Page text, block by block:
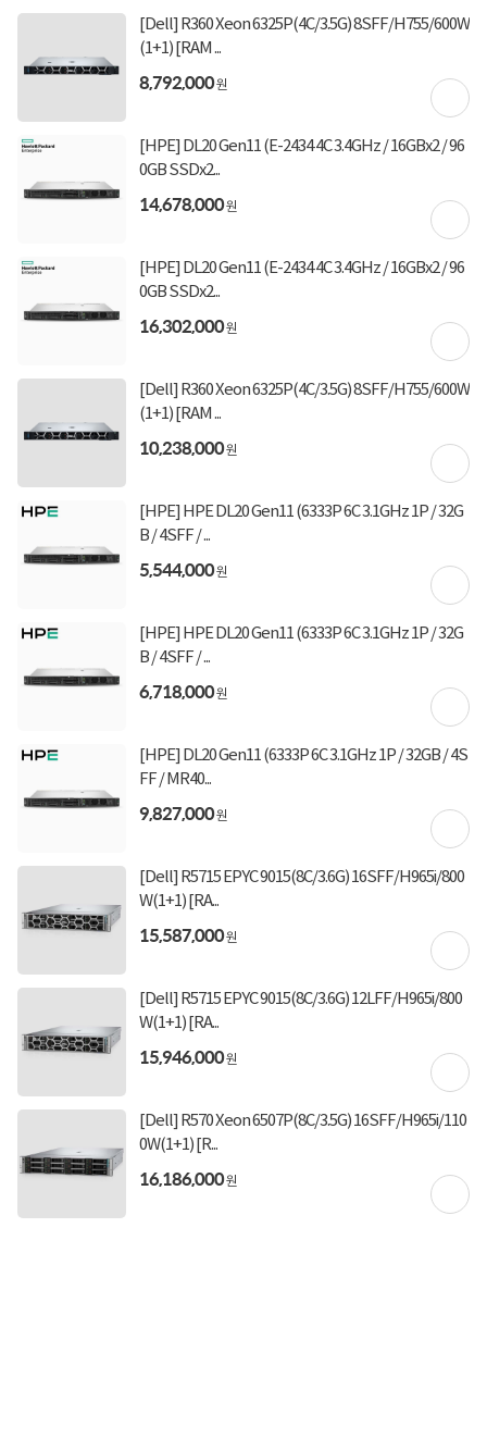
[Dell] R360 Xeon 6325P(4C/3.5G) 8SFF/H755/600W
(1+1) [RAM ...
8,792,000원
[HPE] DL20 Gen11 (E-2434 4C 3.4GHz / 16GBx2 / 96
0GB SSDx2...
14,678,000원
[HPE] DL20 Gen11 (E-2434 4C 3.4GHz / 16GBx2 / 96
0GB SSDx2...
16,302,000원
[Dell] R360 Xeon 6325P(4C/3.5G) 8SFF/H755/600W
(1+1) [RAM ...
10,238,000원
[HPE] HPE DL20 Gen11 (6333P 6C 3.1GHz 1P / 32G
B / 4SFF / ...
5,544,000원
[HPE] HPE DL20 Gen11 (6333P 6C 3.1GHz 1P / 32G
B / 4SFF / ...
6,718,000원
[HPE] DL20 Gen11 (6333P 6C 3.1GHz 1P / 32GB / 4S
FF / MR40...
9,827,000원
[Dell] R5715 EPYC 9015(8C/3.6G) 16SFF/H965i/800
W(1+1) [RA...
15,587,000원
[Dell] R5715 EPYC 9015(8C/3.6G) 12LFF/H965i/800
W(1+1) [RA...
15,946,000원
[Dell] R570 Xeon 6507P(8C/3.5G) 16SFF/H965i/110
0W(1+1) [R...
16,186,000원
[토스페이 X 계좌이체] 20,000원 즉시할인
(600,000원 이상 결제 시)
[토스페이 X 농협카드] 5% 즉시할인 (800,000원 이
상 결제 시)
[토스페이 X 현대카드] 5% 즉시할인 (800,000원 이
무이자 할부혜택
결제혜택
입고일 미정
무료배송
구매후기(
구매 시 유의사항
[ 부품 추가하기 ]가 제공되는 경우 [ RAM / HDD / SSD ]를 추가/변경 하실 수 있습니다.
상세정보를